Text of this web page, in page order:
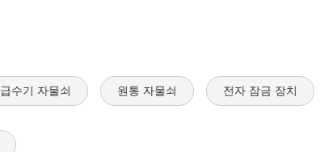
급수기 자물쇠 원통 자물쇠 전자 잠금 장치